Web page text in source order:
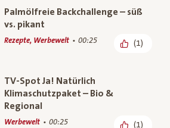
Palmölfreie Backchallenge – süß
vs. pikant
Rezepte, Werbewelt 00:25 (1)
TV-Spot Ja! Natürlich
Klimaschutzpaket – Bio &
Regional
Werbewelt 00:25 (1)